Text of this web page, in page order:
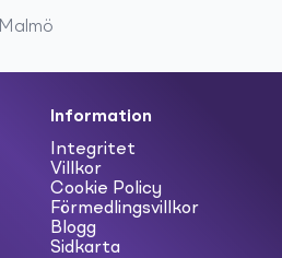
Malmö
Information
Integritet
Villkor
Cookie Policy
Förmedlingsvillkor
Blogg
Sidkarta